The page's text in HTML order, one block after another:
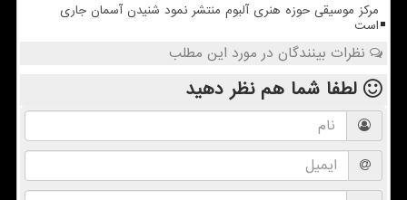
مرکز موسیقی حوزه هنری آلبوم منتشر نمود شنیدن آسمان جاری
است
نظرات بینندگان در مورد این مطلب
لطفا شما همنظر دهید